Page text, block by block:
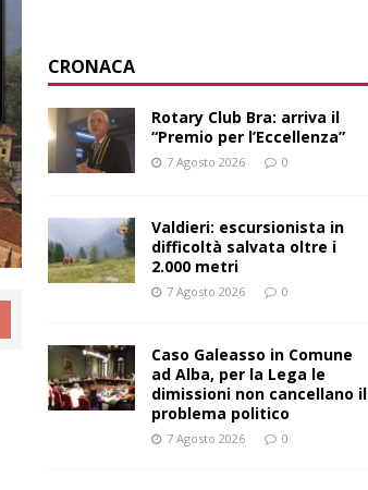
CRONACA
Rotary Club Bra: arriva il
“Premio per l’Eccellenza”
7 Agosto 2026 0
Valdieri: escursionista in
difficoltà salvata oltre i
2.000 metri
7 Agosto 2026 0
Caso Galeasso in Comune
ad Alba, per la Lega le
dimissioni non cancellano il
problema politico
7 Agosto 2026 0